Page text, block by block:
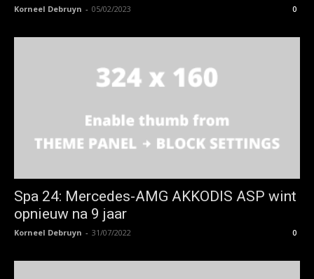
Korneel Debruyn - 05/02/2023 0
Spa 24: Mercedes-AMG AKKODIS ASP wint
opnieuw na 9 jaar
Korneel Debruyn - 31/07/2022 0